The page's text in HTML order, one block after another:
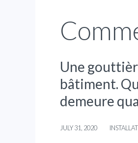
Une
bâtiment.
demeure
JULY 31, 2020